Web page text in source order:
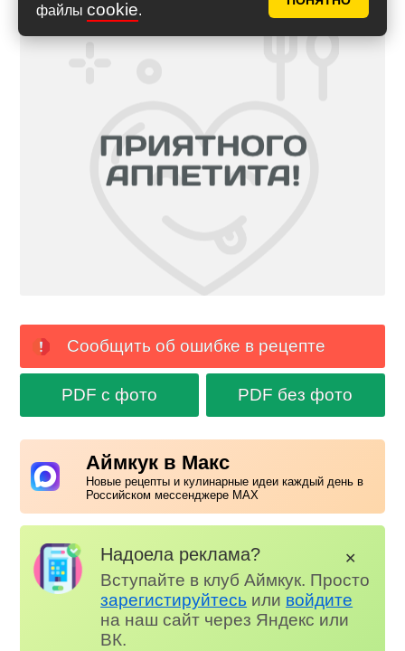
файлы cookie.
Сообщить об ошибке в рецепте
PDF с фото PDF без фото
Аймкук в Макс
Новые рецепты и кулинарные идеи каждый день в
Российском мессенджере MAX
Надоела реклама?
Вступайте в клуб Аймкук. Просто
зарегистируйтесь или войдите
на наш сайт через Яндекс или
ВК.
✕